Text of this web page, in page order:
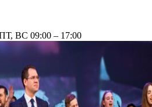
ВС 09:00 – 17:00